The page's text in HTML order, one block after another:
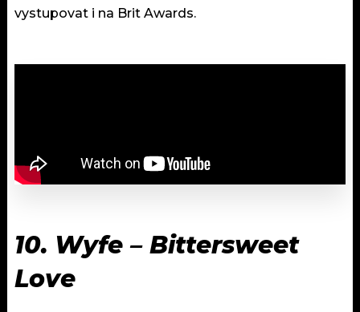
vystupovat i na Brit Awards.
10. Wyfe – Bittersweet
Love